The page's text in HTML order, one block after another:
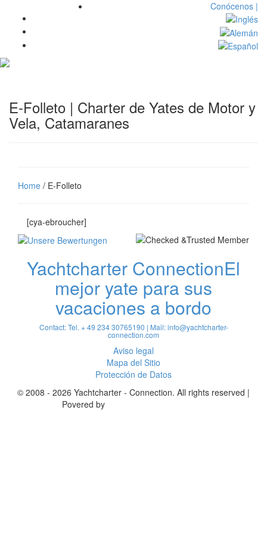
Conócenos |
E-Folleto | Charter de Yates de Motor y
Vela, Catamaranes
Home / E-Folleto
[cya-ebroucher]
Yachtcharter ConnectionEl
mejor yate para sus
vacaciones a bordo
Contact: Tel. + 49 234 30765190 | Mail:info@yachtcharter-
connection.com
Aviso legal
Mapa del Sitio
Protección de Datos
© 2008 - 2026 Yachtcharter - Connection. All rights reserved |
Povered by